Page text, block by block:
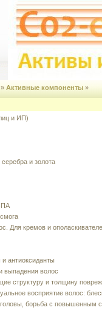
» Активные компоненты »
и ИП)
и золота
Для кремов и
антиоксиданты
выпадения волос
структуру и толщину
восприятие волос:
борьба с повышенным